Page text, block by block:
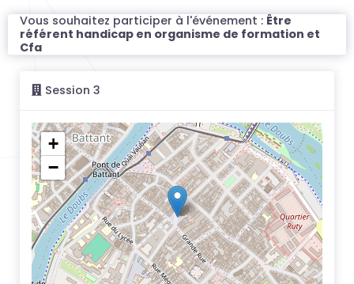
Vous souhaitez participer à l'événement : Être
référent handicap en organisme de formation et
Cfa
Session 3
+
−